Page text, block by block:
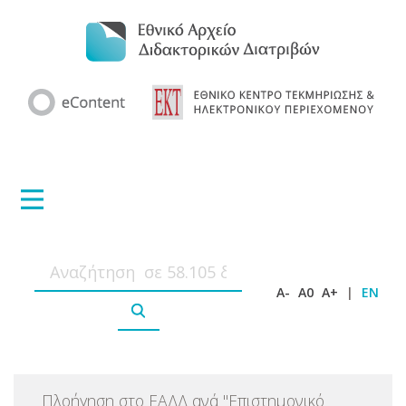
A- A0 A+ | EN
Πλοήγηση στο ΕΑΔΔ ανά "Επιστημονικό